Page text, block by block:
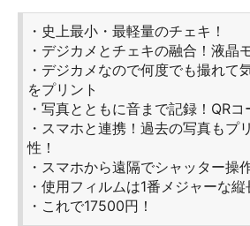
・史上最小・最軽量のチェキ！
・デジカメとチェキの融合！液晶
・デジカメなので何度でも撮れて
をプリント
・写真とともに音まで記録！QRコ
・スマホと連携！過去の写真もプ
性！
・スマホから遠隔でシャッター操
・使用フィルムは1番メジャーな縦
・これで17500円！